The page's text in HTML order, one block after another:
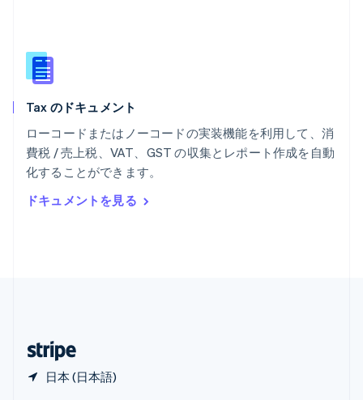
Tax のドキュメント
ローコードまたはノーコードの実装機能を利用して、消
費税 / 売上税、VAT、GST の収集とレポート作成を自動
化することができます。
ドキュメントを見る
日本 (日本語)
メキシコ
Español
English
リトアニア
English
リヒテンシュタイン
DeutschEnglish
ルーマニア
English